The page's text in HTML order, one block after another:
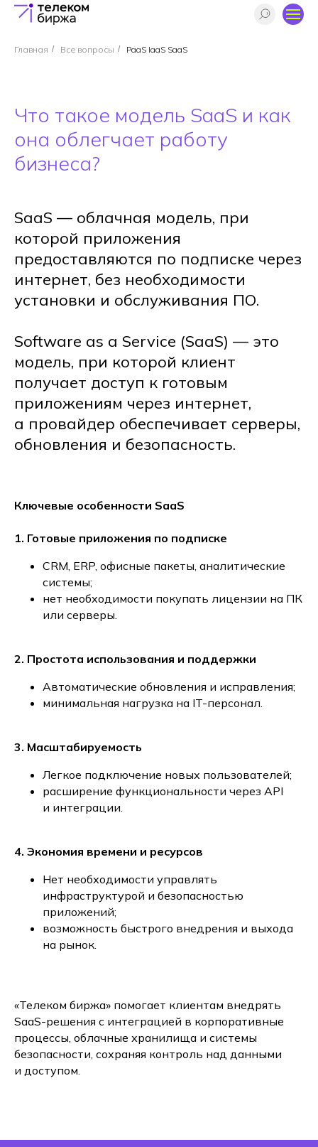
Главная / Все вопросы / PaaS IaaS SaaS
Что такое модель SaaS и как
она облегчает работу
бизнеса?
SaaS — облачная модель, при
которой приложения
предоставляются по подписке через
интернет, без необходимости
установки и обслуживания ПО.
Software as a Service (SaaS) — это
модель, при которой клиент
получает доступ к готовым
приложениям через интернет,
а провайдер обеспечивает серверы,
обновления и безопасность.
Ключевые особенности SaaS
1. Готовые приложения по подписке
CRM, ERP, офисные пакеты, аналитические
системы;
нет необходимости покупать лицензии на ПК
или серверы.
2. Простота использования и поддержки
Автоматические обновления и исправления;
минимальная нагрузка на IT-персонал.
3. Масштабируемость
Легкое подключение новых пользователей;
расширение функциональности через API
и интеграции.
4. Экономия времени и ресурсов
Нет необходимости управлять
инфраструктурой и безопасностью
приложений;
возможность быстрого внедрения и выхода
на рынок.
«Телеком биржа» помогает клиентам внедрять
SaaS-решения с интеграцией в корпоративные
процессы, облачные хранилища и системы
безопасности, сохраняя контроль над данными
и доступом.